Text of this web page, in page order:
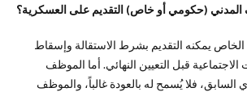
يمكنه التقديم بشرط الاستقالة وإسقاط
قبل التعيين النهائي. أما الموظف
فلا يُسمح له بالعودة غالباً، والموظف